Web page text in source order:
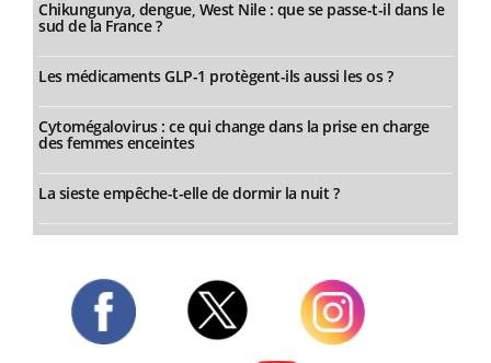
Chikungunya, dengue, West Nile : que se passe-t-il dans le
sud de la France ?
Les médicaments GLP-1 protègent-ils aussi les os ?
Cytomégalovirus : ce qui change dans la prise en charge
des femmes enceintes
La sieste empêche-t-elle de dormir la nuit ?